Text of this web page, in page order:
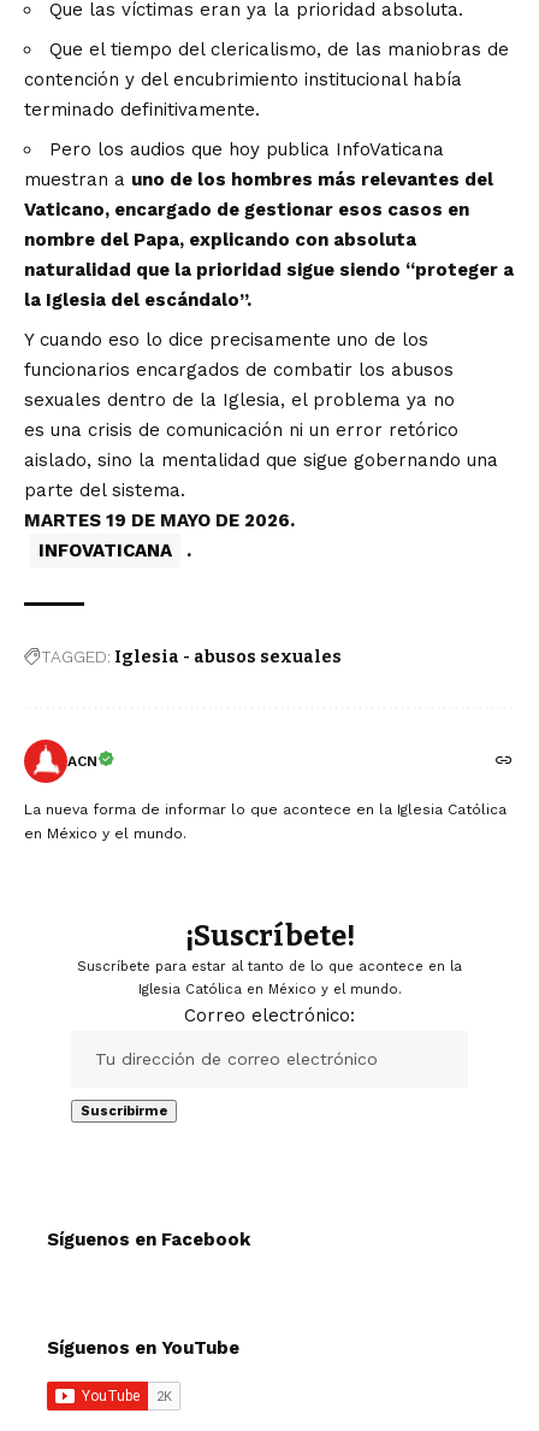
Que las víctimas eran ya la prioridad absoluta.
Que el tiempo del clericalismo, de las maniobras de
contención y del encubrimiento institucional había
terminado definitivamente.
Pero los audios que hoy publica InfoVaticana
muestran a uno de los hombres más relevantes del
Vaticano, encargado de gestionar esos casos en
nombre del Papa, explicando con absoluta
naturalidad que la prioridad sigue siendo “proteger a
la Iglesia del escándalo”.
Y cuando eso lo dice precisamente uno de los
funcionarios encargados de combatir los abusos
sexuales dentro de la Iglesia, el problema ya no
es una crisis de comunicación ni un error retórico
aislado, sino la mentalidad que sigue gobernando una
parte del sistema.
MARTES 19 DE MAYO DE 2026.
INFOVATICANA
.
TAGGED: Iglesia - abusos sexuales
ACN
La nueva forma de informar lo que acontece en la Iglesia Católica
en México y el mundo.
¡Suscríbete!
Suscríbete para estar al tanto de lo que acontece en la
Iglesia Católica en México y el mundo.
Correo electrónico:
Síguenos en Facebook
Síguenos en YouTube